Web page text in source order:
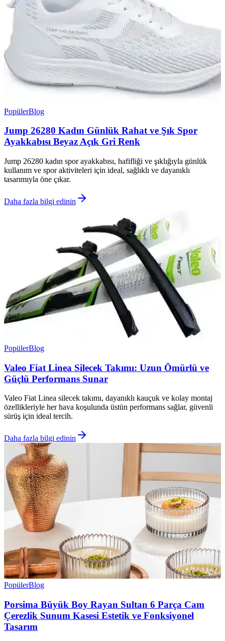
PopülerBlog
Jump 26280 Kadın Günlük Rahat ve Şık Spor
Ayakkabısı Beyaz Açık Gri Renk
Jump 26280 kadın spor ayakkabısı, hafifliği ve şıklığıyla günlük
kullanım ve spor aktiviteleri için ideal, sağlıklı ve dayanıklı
tasarımıyla öne çıkar.
Daha fazla bilgi edinin
PopülerBlog
Valeo Fiat Linea Silecek Takımı: Uzun Ömürlü ve
Güçlü Performans Sunar
Valeo Fiat Linea silecek takımı, dayanıklı kauçuk ve kolay montaj
özellikleriyle her hava koşulunda üstün performans sağlar, güvenli
sürüş için ideal tercih.
Daha fazla bilgi edinin
PopülerBlog
Porsima Büyük Boy Rayan Sultan 6 Parça Cam
Çerezlik Sunum Kasesi Estetik ve Fonksiyonel
Tasarım